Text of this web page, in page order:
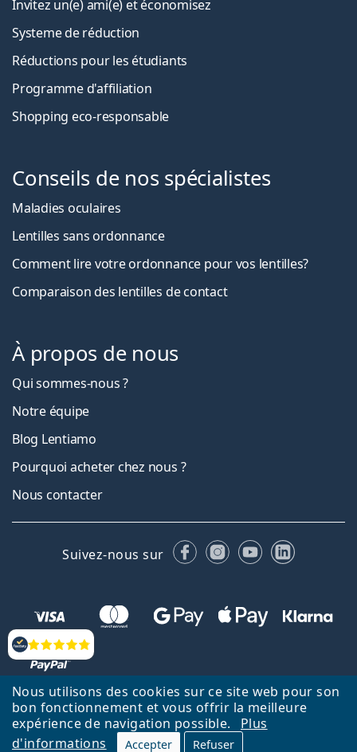
Nous utilisons des cookies sur ce site web pour son
bon fonctionnement et vous offrir la meilleure
expérience de navigation possible.
Plus
d'informations
Accepter Refuser
Évaluation
Invitez un(e) ami(e) et économisez
Systeme de réduction
Réductions pour les étudiants
Programme d'affiliation
Shopping eco-responsable
Conseils de nos spécialistes
Maladies oculaires
Lentilles sans ordonnance
Comment lire votre ordonnance pour vos lentilles?
Comparaison des lentilles de contact
À propos de nous
Qui sommes-nous ?
Notre équipe
Blog Lentiamo
Pourquoi acheter chez nous ?
Nous contacter
Suivez-nous sur FacebookInstagram
YouTubeLinkedIn
Retour à la page d'accueil
Haut
Lentiamo.fr est géré et exploité par Lentiamo s.r.o., République